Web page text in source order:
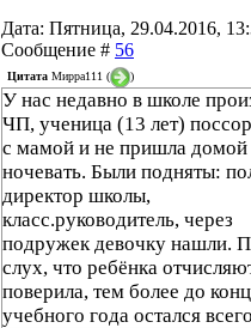
Дата: Пятница, 29.04.2016,
Сообщение # 56
Цитата Мирра111 ( )
У нас недавно в школе
ЧП, ученица (13 лет)
с мамой и не пришла домой
ночевать. Были подняты:
директор школы,
класс.руководитель, через
подружек девочку нашли.
слух, что ребёнка
поверила, тем более до
учебного года остался